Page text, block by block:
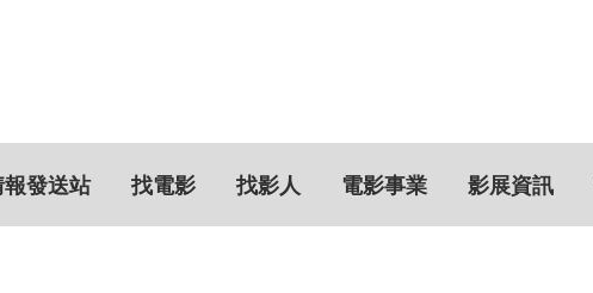
發送站 找電影 找影人 電影事業 影展資訊